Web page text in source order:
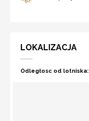
LOKALIZACJA
Odległosc od lotniska: